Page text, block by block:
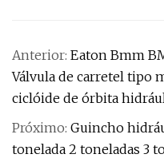
Anterior: Eaton Bmm
Válvula de carretel tipo
ciclóide de órbita
Próximo: Guincho
tonelada 2 toneladas 3